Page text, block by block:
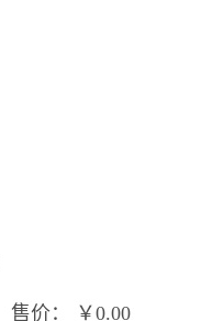
售价： ￥0.00